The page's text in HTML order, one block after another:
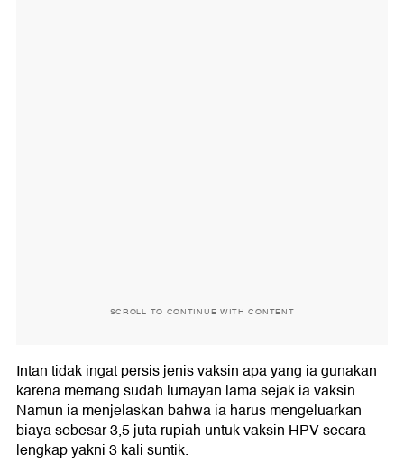
SCROLL TO CONTINUE WITH CONTENT
Intan tidak ingat persis jenis vaksin apa yang ia gunakan
karena memang sudah lumayan lama sejak ia vaksin.
Namun ia menjelaskan bahwa ia harus mengeluarkan
biaya sebesar 3,5 juta rupiah untuk vaksin HPV secara
lengkap yakni 3 kali suntik.